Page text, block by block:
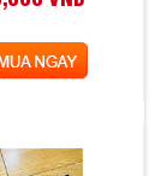
NGAY